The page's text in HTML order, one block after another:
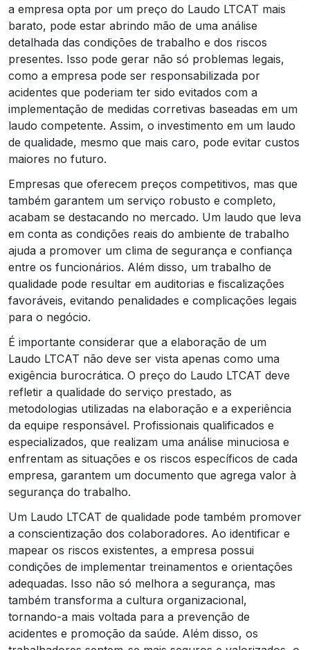
a empresa opta por um preço do Laudo LTCAT mais
barato, pode estar abrindo mão de uma análise
detalhada das condições de trabalho e dos riscos
presentes. Isso pode gerar não só problemas legais,
como a empresa pode ser responsabilizada por
acidentes que poderiam ter sido evitados com a
implementação de medidas corretivas baseadas em um
laudo competente. Assim, o investimento em um laudo
de qualidade, mesmo que mais caro, pode evitar custos
maiores no futuro.
Empresas que oferecem preços competitivos, mas que
também garantem um serviço robusto e completo,
acabam se destacando no mercado. Um laudo que leva
em conta as condições reais do ambiente de trabalho
ajuda a promover um clima de segurança e confiança
entre os funcionários. Além disso, um trabalho de
qualidade pode resultar em auditorias e fiscalizações
favoráveis, evitando penalidades e complicações legais
para o negócio.
É importante considerar que a elaboração de um
Laudo LTCAT não deve ser vista apenas como uma
exigência burocrática. O preço do Laudo LTCAT deve
refletir a qualidade do serviço prestado, as
metodologias utilizadas na elaboração e a experiência
da equipe responsável. Profissionais qualificados e
especializados, que realizam uma análise minuciosa e
enfrentam as situações e os riscos específicos de cada
empresa, garantem um documento que agrega valor à
segurança do trabalho.
Um Laudo LTCAT de qualidade pode também promover
a conscientização dos colaboradores. Ao identificar e
mapear os riscos existentes, a empresa possui
condições de implementar treinamentos e orientações
adequadas. Isso não só melhora a segurança, mas
também transforma a cultura organizacional,
tornando-a mais voltada para a prevenção de
acidentes e promoção da saúde. Além disso, os